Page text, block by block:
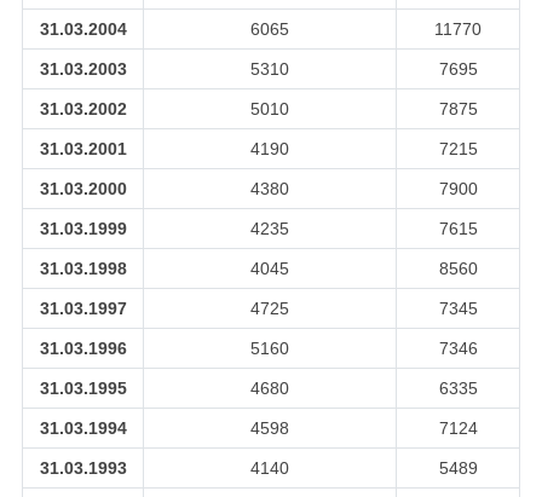
31.03.2004 6065 11770
31.03.2003 5310 7695
31.03.2002 5010 7875
31.03.2001 4190 7215
31.03.2000 4380 7900
31.03.1999 4235 7615
31.03.1998 4045 8560
31.03.1997 4725 7345
31.03.1996 5160 7346
31.03.1995 4680 6335
31.03.1994 4598 7124
31.03.1993 4140 5489